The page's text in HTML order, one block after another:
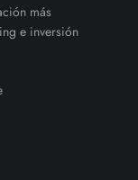
más
e inversión